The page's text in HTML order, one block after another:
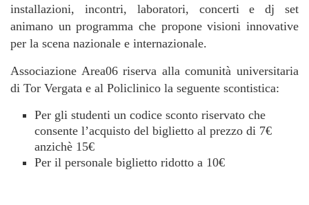
installazioni, incontri, laboratori, concerti e dj set
animano un programma che propone visioni innovative
per la scena nazionale e internazionale.
Associazione Area06 riserva alla comunità universitaria
di Tor Vergata e al Policlinico la seguente scontistica:
Per gli studenti un codice sconto riservato che
consente l’acquisto del biglietto al prezzo di 7€
anzichè 15€
Per il personale biglietto ridotto a 10€